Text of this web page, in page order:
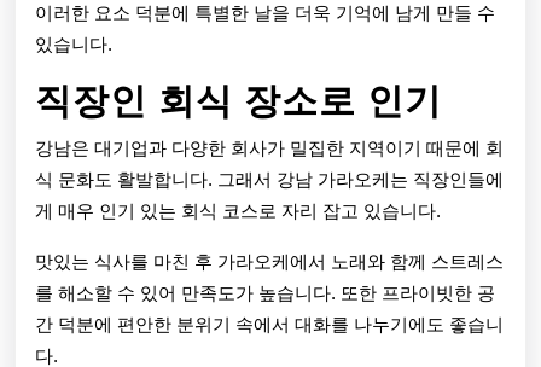
이러한 요소 덕분에 특별한 날을 더욱 기억에 남게 만들 수
있습니다.
직장인 회식 장소로 인기
강남은 대기업과 다양한 회사가 밀집한 지역이기 때문에 회
식 문화도 활발합니다. 그래서 강남 가라오케는 직장인들에
게 매우 인기 있는 회식 코스로 자리 잡고 있습니다.
맛있는 식사를 마친 후 가라오케에서 노래와 함께 스트레스
를 해소할 수 있어 만족도가 높습니다. 또한 프라이빗한 공
간 덕분에 편안한 분위기 속에서 대화를 나누기에도 좋습니
다.